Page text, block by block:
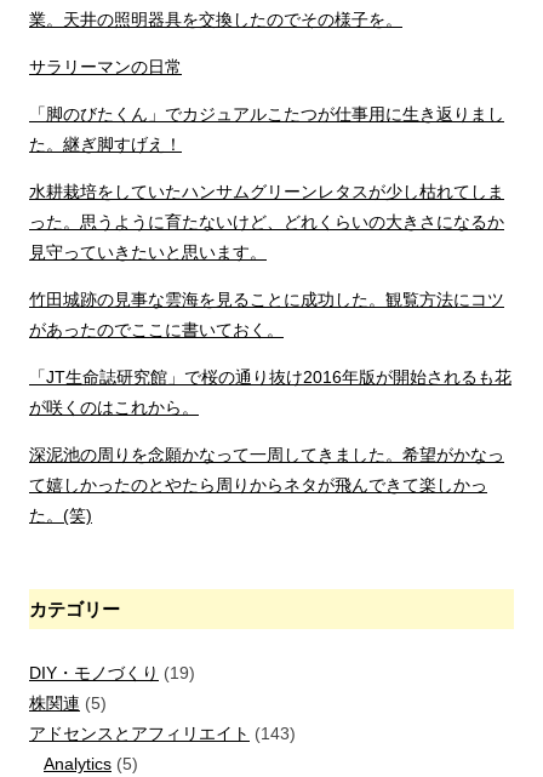
業。天井の照明器具を交換したのでその様子を。
サラリーマンの日常
「脚のびたくん」でカジュアルこたつが仕事用に生き返りまし
た。継ぎ脚すげえ！
水耕栽培をしていたハンサムグリーンレタスが少し枯れてしま
った。思うように育たないけど、どれくらいの大きさになるか
見守っていきたいと思います。
竹田城跡の見事な雲海を見ることに成功した。観覧方法にコツ
があったのでここに書いておく。
「JT生命誌研究館」で桜の通り抜け2016年版が開始されるも花
が咲くのはこれから。
深泥池の周りを念願かなって一周してきました。希望がかなっ
て嬉しかったのとやたら周りからネタが飛んできて楽しかっ
た。(笑)
カテゴリー
DIY・モノづくり (19)
株関連 (5)
アドセンスとアフィリエイト (143)
Analytics (5)